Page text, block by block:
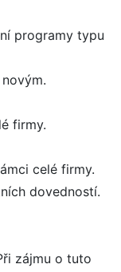
programy typu
firmy.
celé firmy.
dovedností.
zájmu o tuto